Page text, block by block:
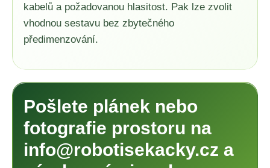
kabelů a požadovanou hlasitost. Pak lze zvolit
vhodnou sestavu bez zbytečného
předimenzování.
Pošlete plánek nebo
fotografie prostoru na
info@robotisekacky.cz a